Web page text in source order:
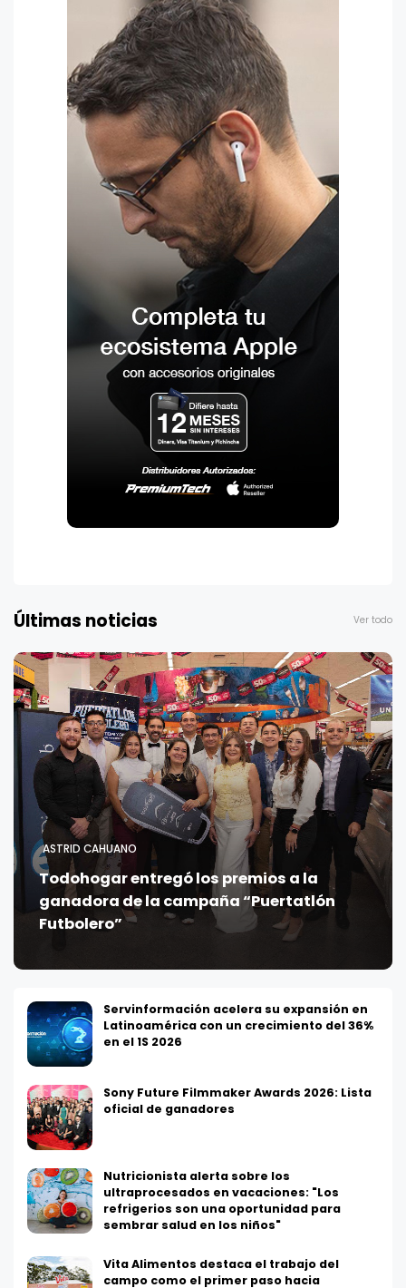
Últimas noticias Ver todo
ASTRID CAHUANO
Todohogar entregó los premios a la
ganadora de la campaña “Puertatlón
Futbolero”
Servinformación acelera su expansión en
Latinoamérica con un crecimiento del 36%
en el 1S 2026
Sony Future Filmmaker Awards 2026: Lista
oficial de ganadores
Nutricionista alerta sobre los
ultraprocesados en vacaciones: "Los
refrigerios son una oportunidad para
sembrar salud en los niños"
Vita Alimentos destaca el trabajo del
campo como el primer paso hacia